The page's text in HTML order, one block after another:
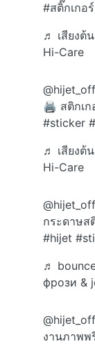
#สติ๊กเกอร์
♬ เสียงต้
Hi-Care
🖨️ สติกเก
#sticker
♬ เสียงต้
Hi-Care
กระดาษส
#hijet
♬
фрози &
งานภาพพ